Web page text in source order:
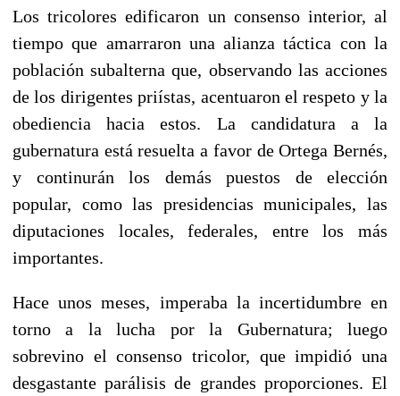
Los tricolores edificaron un consenso interior, al
tiempo que amarraron una alianza táctica con la
población subalterna que, observando las acciones
de los dirigentes priístas, acentuaron el respeto y la
obediencia hacia estos. La candidatura a la
gubernatura está resuelta a favor de Ortega Bernés,
y continurán los demás puestos de elección
popular, como las presidencias municipales, las
diputaciones locales, federales, entre los más
importantes.
Hace unos meses, imperaba la incertidumbre en
torno a la lucha por la Gubernatura; luego
sobrevino el consenso tricolor, que impidió una
desgastante parálisis de grandes proporciones. El